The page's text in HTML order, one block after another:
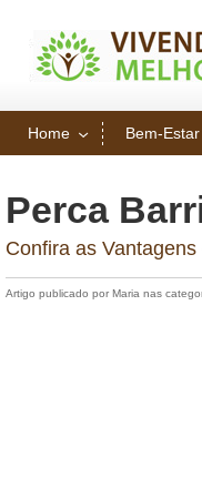
Home Bem-Estar
Perca
Confira as
Artigo publicado por Maria nas